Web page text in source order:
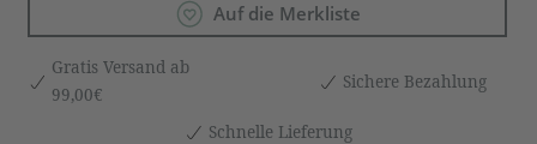
Auf die Merkliste
Gratis Versand ab
99,00€
Sichere Bezahlung
Schnelle Lieferung